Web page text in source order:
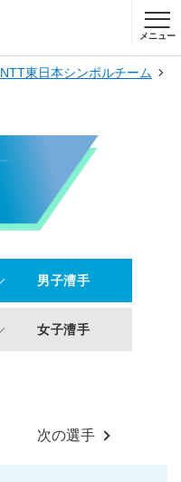
メニュー
NTT東日本シンボルチーム
男子漕手
女子漕手
次の選手